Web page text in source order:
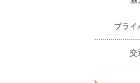
プライ
交